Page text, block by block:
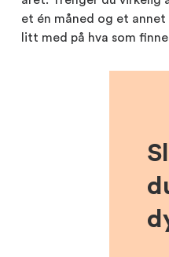
et én måned og et
litt med på hva som